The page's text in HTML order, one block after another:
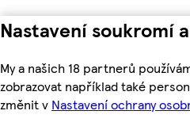
Nastavení soukromí
My a našich 18 partnerů
zobrazovat například také
změnit v Nastavení ochrany